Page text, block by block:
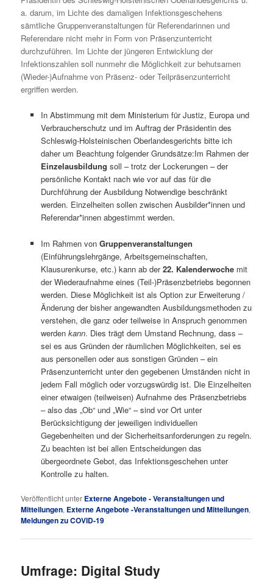
a. darum, im Lichte des damaligen Infektionsgeschehens
sämtliche Gruppenveranstaltungen für Referendarinnen und
Referendare nicht mehr in Form von Präsenzunterricht
durchzuführen. Im Lichte der jüngeren Entwicklung der
Infektionszahlen soll nunmehr die Möglichkeit zur behutsamen
(Wieder-)Aufnahme von Präsenz- oder Teilpräsenzunterricht
ergriffen werden.
In Abstimmung mit dem Ministerium für Justiz, Europa und
Verbraucherschutz und im Auftrag der Präsidentin des
Schleswig-Holsteinischen Oberlandesgerichts bitte ich
daher um Beachtung folgender Grundsätze:Im Rahmen der
Einzelausbildung soll – trotz der Lockerungen – der
persönliche Kontakt nach wie vor auf das für die
Durchführung der Ausbildung Notwendige beschränkt
werden. Einzelheiten sollen zwischen Ausbilder*innen und
Referendar*innen abgestimmt werden.
Im Rahmen von Gruppenveranstaltungen
(Einführungslehrgänge, Arbeitsgemeinschaften,
Klausurenkurse, etc.) kann ab der22. Kalenderwochemit
der Wiederaufnahme eines (Teil-)Präsenzbetriebs begonnen
werden. Diese Möglichkeit ist als Option zur Erweiterung /
Änderung der bisher angewandten Ausbildungsmethoden zu
verstehen, die ganz oder teilweise in Anspruch genommen
werden kann. Dies trägt dem Umstand Rechnung, dass –
sei es aus Gründen der räumlichen Möglichkeiten, sei es
aus personellen oder aus sonstigen Gründen – ein
Präsenzunterricht unter den gegebenen Umständen nicht in
jedem Fall möglich oder vorzugswürdig ist. Die Einzelheiten
einer etwaigen (teilweisen) Aufnahme des Präsenzbetriebs
– also das „Ob“ und „Wie“ – sind vor Ort unter
Berücksichtigung der jeweiligen individuellen
Gegebenheiten und der Sicherheitsanforderungen zu regeln.
Zu beachten ist bei allen Entscheidungen das
übergeordnete Gebot, das Infektionsgeschehen unter
Kontrolle zu halten.
Veröffentlicht unter Externe Angebote - Veranstaltungen und
Mitteilungen, Externe Angebote -Veranstaltungen und Mitteilungen,
Meldungen zu COVID-19
Umfrage: Digital Study